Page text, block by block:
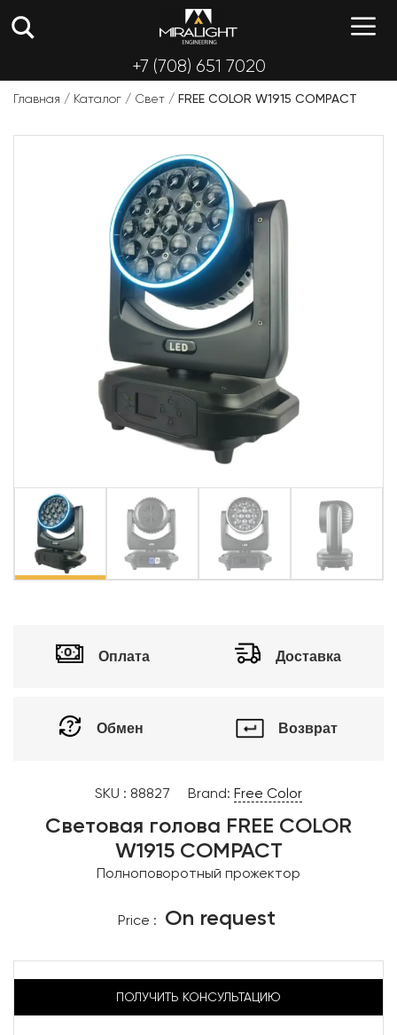
+7 (708) 651 7020
Главная / Каталог / Свет / FREE COLOR W1915 COMPACT
Оплата Доставка
Обмен Возврат
SKU : 88827 Brand: Free Color
Световая голова FREE COLOR
W1915 COMPACT
Полноповоротный прожектор
Price : On request
ПОЛУЧИТЬ КОНСУЛЬТАЦИЮ